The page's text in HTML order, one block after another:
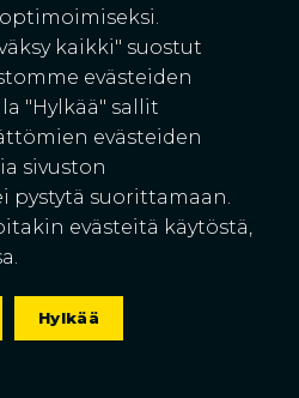
Oy
kaikki" suostut
evästeiden
"Hylkää" sallit
evästeiden
sivuston
pystytä suorittamaan.
evästeitä käytöstä,
Hylkää